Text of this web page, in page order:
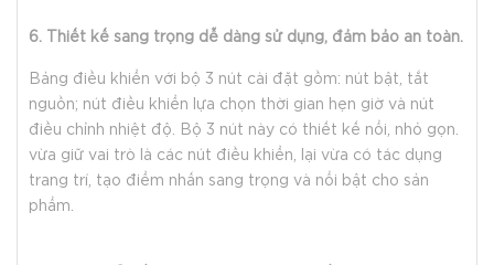
6. Thiết kế sang trọng dễ dàng sử dụng, đảm bảo an toàn.
Bảng điều khiển với bộ 3 nút cài đặt gồm: nút bật, tắt
nguồn; nút điều khiển lựa chọn thời gian hẹn giờ và nút
điều chỉnh nhiệt độ. Bộ 3 nút này có thiết kế nổi, nhỏ gọn.
vừa giữ vai trò là các nút điều khiển, lại vừa có tác dụng
trang trí, tạo điểm nhấn sang trọng và nổi bật cho sản
phẩm.